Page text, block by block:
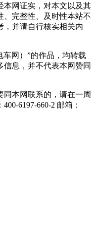
本网证实，对本文以及其
、完整性、及时性本站不
，并请自行核实相关内
网）”的作品，均转载
信息，并不代表本网赞同
同本网联系的，请在一周
6197-660-2 邮箱：